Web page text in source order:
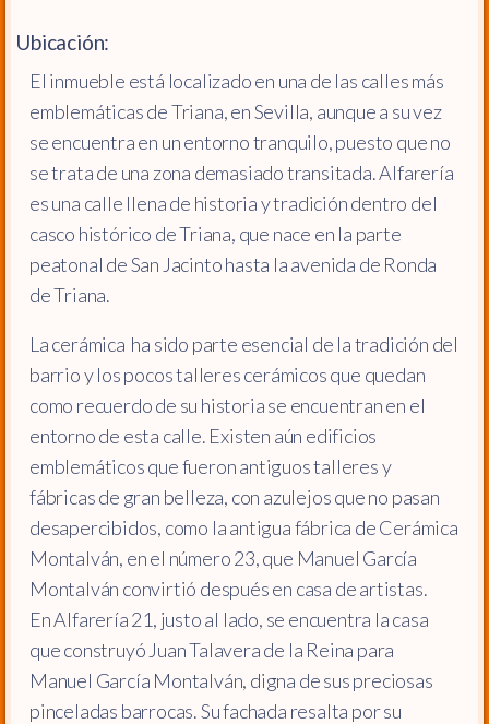
Ubicación:
El inmueble está localizado en una de las calles más
emblemáticas de Triana, en Sevilla, aunque a su vez
se encuentra en un entorno tranquilo, puesto que no
se trata de una zona demasiado transitada. Alfarería
es una calle llena de historia y tradición dentro del
casco histórico de Triana, que nace en la parte
peatonal de San Jacinto hasta la avenida de Ronda
de Triana.​
La cerámica ha sido parte esencial de la tradición del
barrio y los pocos talleres cerámicos que quedan
como recuerdo de su historia se encuentran en el
entorno de esta calle. Existen aún edificios
emblemáticos que fueron antiguos talleres y
fábricas de gran belleza, con azulejos que no pasan
desapercibidos, como la antigua fábrica de Cerámica
Montalván, en el número 23, que Manuel García
Montalván convirtió después en casa de artistas.
En Alfarería 21, justo al lado, se encuentra la casa
que construyó Juan Talavera de la Reina para
Manuel García Montalván, digna de sus preciosas
pinceladas barrocas. Su fachada resalta por su